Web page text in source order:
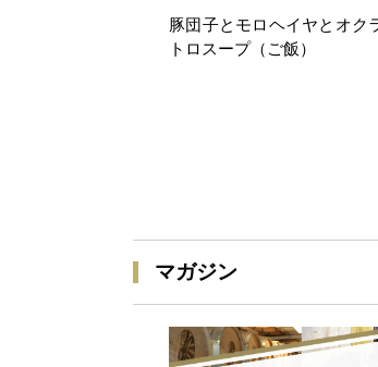
豚団子とモロヘイヤとオク
トロスープ（ご飯）
マガジン